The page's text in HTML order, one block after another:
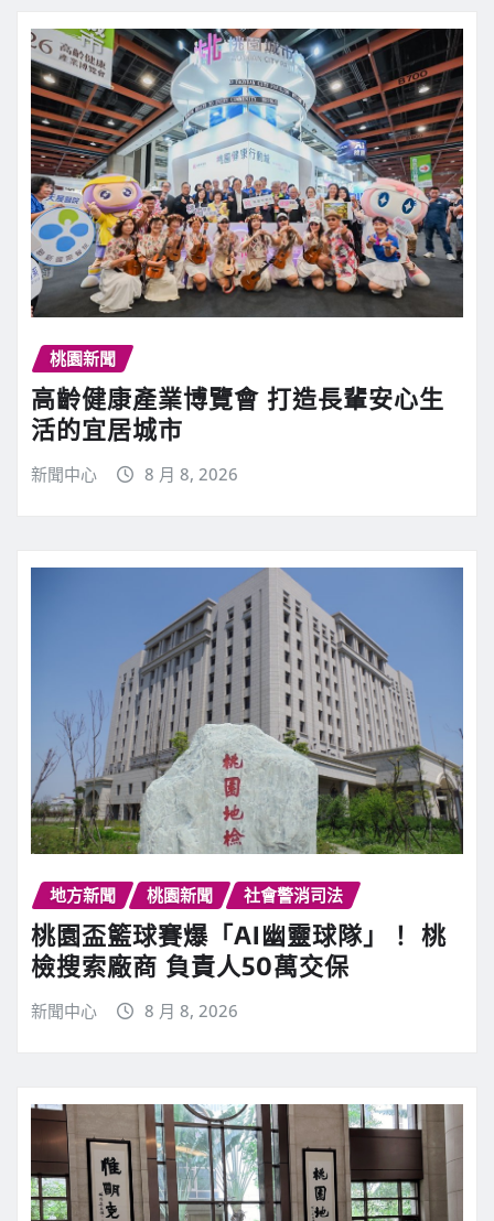
桃園新聞
高齡健康產業博覽會 打造長輩安心生
活的宜居城市
新聞中心 8 月 8, 2026
地方新聞 桃園新聞 社會警消司法
桃園盃籃球賽爆「AI幽靈球隊」！ 桃
檢搜索廠商 負責人50萬交保
新聞中心 8 月 8, 2026